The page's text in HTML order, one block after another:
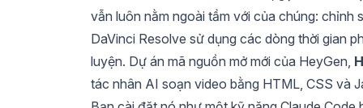
vẫn luôn nằm ngoài tầm với của chúng:
DaVinci Resolve sử dụng các dòng thời gian
luyện. Dự án mã nguồn mở mới của HeyGen,
tác nhân AI soạn video bằng HTML, CSS và